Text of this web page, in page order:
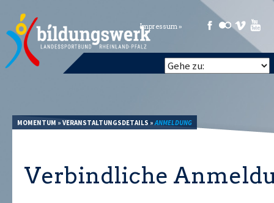
Impressum »
MOMENTUM » VERANSTALTUNGSDETAILS »ANMELDUNG
Verbindliche